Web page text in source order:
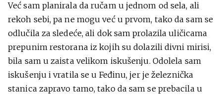
Već sam planirala da ručam u jednom od sela, ali
rekoh sebi, pa ne mogu već u prvom, tako da sam se
odlučila za sledeće, ali dok sam prolazila uličicama
prepunim restorana iz kojih su dolazili divni mirisi,
bila sam u zaista velikom iskušenju. Odolela sam
iskušenju i vratila se u Feđinu, jer je železnička
stanica zapravo tamo, tako da sam se prebacila u